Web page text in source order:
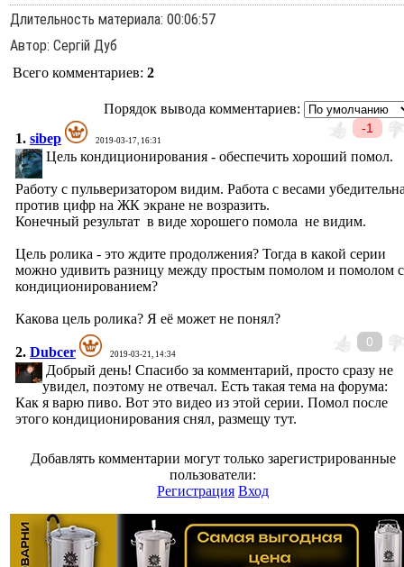
Длительность материала: 00:06:57
Автор: Сергій Дуб
Всего комментариев: 2
Порядок вывода комментариев:
-1
1. sibep 2019-03-17, 16:31
Цель кондиционирования - обеспечить хороший помол.
Работу с пульверизатором видим. Работа с весами
против цифр на ЖК экране не возразить.
Конечный результат в виде хорошего помола не видим.
Цель ролика - это ждите продолжения? Тогда в какой серии
можно удивить разницу между простым помолом и помолом с
кондиционированием?
Какова цель ролика? Я её может не понял?
0
2. Dubcer 2019-03-21, 14:34
Добрый день! Спасибо за комментарий, просто сразу не
увидел, поэтому не отвечал. Есть такая тема на форума:
Как я варю пиво. Вот это видео из этой серии. Помол после
этого кондиционирования снял, размещу тут.
Добавлять комментарии могут только зарегистрированные
пользователи:
Регистрация Вход